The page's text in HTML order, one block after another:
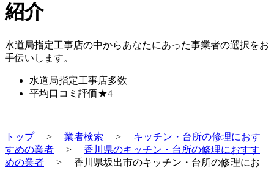
紹介
水道局指定工事店の中からあなたにあった事業者の選択をお
手伝いします。
水道局指定工事店多数
平均口コミ評価★4
トップ> 業者検索 > キッチン・台所の修理におす
すめの業者 > 香川県のキッチン・台所の修理におすす
めの業者 > 香川県坂出市のキッチン・台所の修理にお